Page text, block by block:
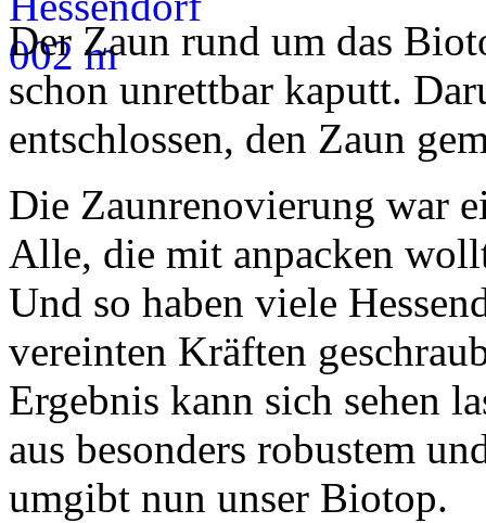
Der Zaun rund um das
schon unrettbar kaputt.
entschlossen, den Zaun
Die Zaunrenovierung war
Alle, die mit anpacken
Und so haben viele
vereinten Kräften
Ergebnis kann sich sehen
aus besonders robustem
umgibt nun unser Biotop.